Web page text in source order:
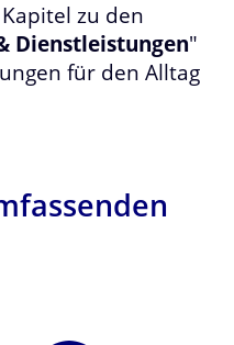
zu den
Dienstleistungen"
für den Alltag